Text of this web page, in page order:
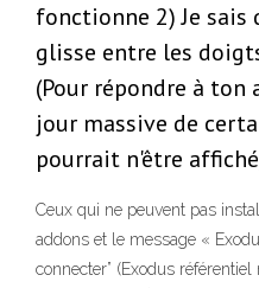
fonctionne 2) Je
glisse entre les
(Pour répondre à
jour massive de
pourrait n'être
Ceux qui ne peuvent pas
addons et le message «
connecter” (Exodus